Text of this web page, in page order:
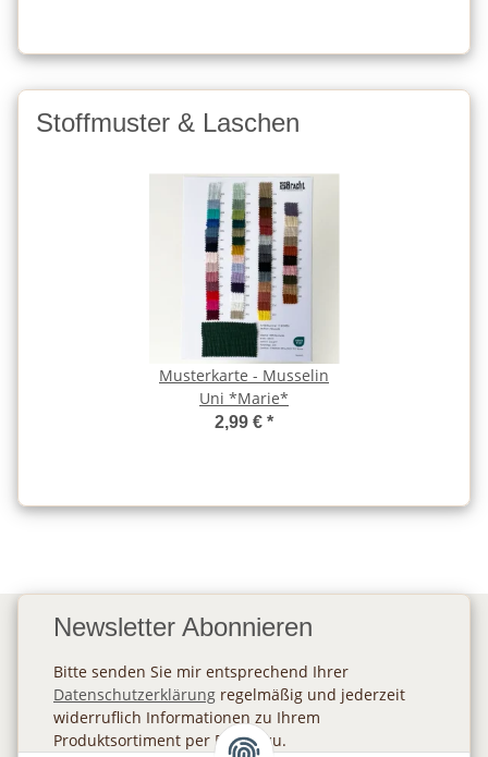
Stoffmuster & Laschen
Musterkarte - Musselin
Uni *Marie*
2,99 € *
Newsletter Abonnieren
Bitte senden Sie mir entsprechend Ihrer
Datenschutzerklärung regelmäßig und jederzeit
widerruflich Informationen zu Ihrem
Produktsortiment per E-Mail zu.